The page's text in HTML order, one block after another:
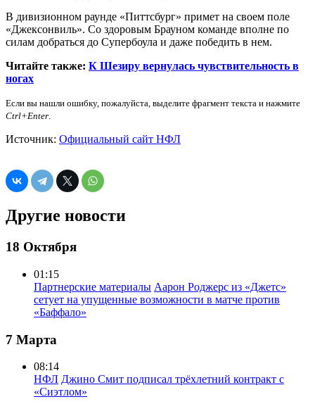
В дивизионном раунде «Питтсбург» примет на своем поле
«Джексонвиль». Со здоровым Брауном команде вполне по
силам добраться до Супербоула и даже победить в нем.
Читайте также: К Шезиру вернулась чувствительность в
ногах
Если вы нашли ошибку, пожалуйста, выделите фрагмент текста и нажмите
Ctrl+Enter.
Источник: Официальный сайт НФЛ
Другие новости
18 Октября
01:15
Партнерские материалы Аарон Роджерс из «Джетс»
сетует на упущенные возможности в матче против
«Баффало»
7 Марта
08:14
НФЛ Джино Смит подписал трёхлетний контракт с
«Сиэтлом»